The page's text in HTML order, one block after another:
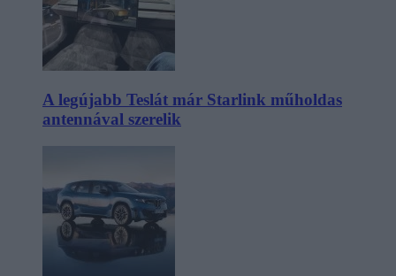
A legújabb Teslát már Starlink műholdas
antennával szerelik